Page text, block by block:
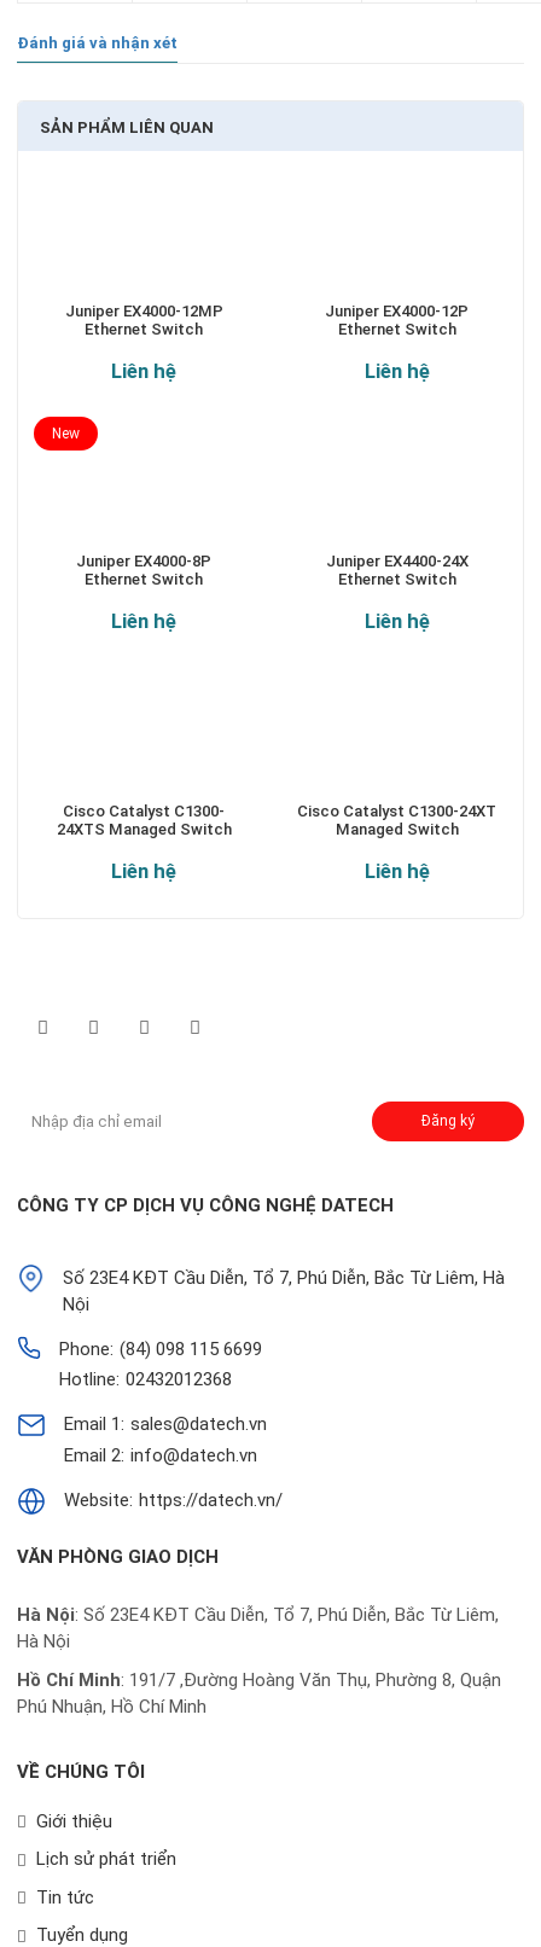
Đánh giá và nhận xét
SẢN PHẨM LIÊN QUAN
Juniper EX4000-12MP
Ethernet Switch
Liên hệ
Juniper EX4000-12P
Ethernet Switch
Liên hệ
Juniper EX4000-8P
Ethernet Switch
Liên hệ
New
Juniper EX4400-24X
Ethernet Switch
Liên hệ
Cisco Catalyst C1300-
24XTS Managed Switch
Liên hệ
Cisco Catalyst C1300-24XT
Managed Switch
Liên hệ
Đăng ký
CÔNG TY CP DỊCH VỤ CÔNG NGHỆ DATECH
Số 23E4 KĐT Cầu Diễn, Tổ 7, Phú Diễn, Bắc Từ Liêm, Hà
Nội
Phone: (84) 098 115 6699
Hotline: 02432012368
Email 1: sales@datech.vn
Email 2: info@datech.vn
Website: https://datech.vn/
VĂN PHÒNG GIAO DỊCH
Hà Nội: Số 23E4 KĐT Cầu Diễn, Tổ 7, Phú Diễn, Bắc Từ Liêm,
Hà Nội
Hồ Chí Minh: 191/7 ,Đường Hoàng Văn Thụ, Phường 8, Quận
Phú Nhuận, Hồ Chí Minh
VỀ CHÚNG TÔI
Giới thiệu
Lịch sử phát triển
Tin tức
Tuyển dụng